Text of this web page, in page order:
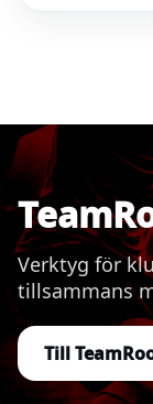
Verktyg för
tillsammans
Till